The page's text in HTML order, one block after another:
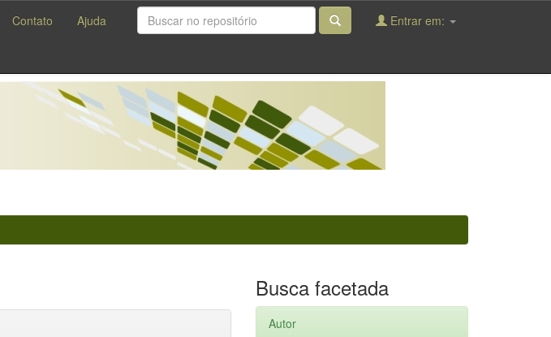
Contato Ajuda Entrar em:
Busca facetada
Autor